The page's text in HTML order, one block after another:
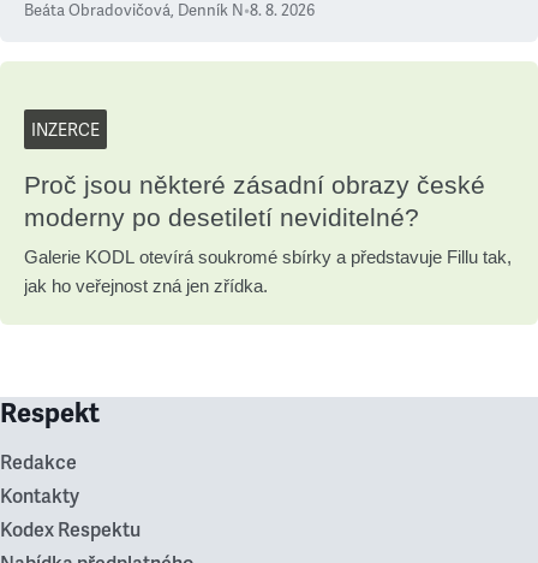
Beáta Obradovičová, Denník N•8. 8. 2026
INZERCE
Proč jsou některé zásadní obrazy české
moderny po desetiletí neviditelné?
Galerie KODL otevírá soukromé sbírky a představuje Fillu tak,
jak ho veřejnost zná jen zřídka.
Respekt
Redakce
Kontakty
Kodex Respektu